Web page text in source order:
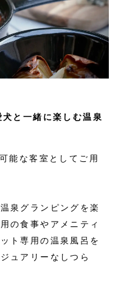
と一緒に楽しむ温泉
能な客室としてご用
泉グランピングを楽
の食事やアメニティ
ト専用の温泉風呂を
ュアリーなしつら